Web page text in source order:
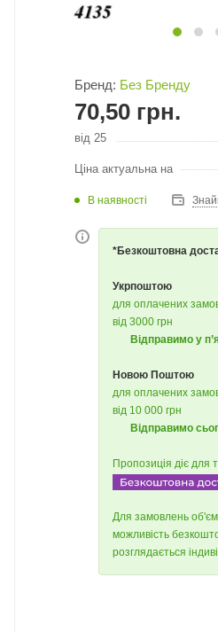
Бренд: Без Бренду
70,50 грн.
від 25
Ціна актуальна на
В наявності
*Безкоштовна
Укрпоштою
для оплачених
від 3000 грн
Відправимо у
Новою Поштою
для оплачених
від 10 000 грн
Відправимо
Пропозиція діє для
Для замовлень
можливість
розглядається